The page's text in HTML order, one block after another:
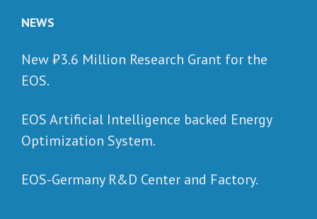
NEWS
New ₺‎3.6 Million Research Grant for the
EOS.
EOS Artificial Intelligence backed Energy
Optimization System.
EOS-Germany R&D Center and Factory.